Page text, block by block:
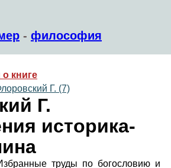
- философия
книге
Г. (7)
Г.
историка-
труды по богословию и